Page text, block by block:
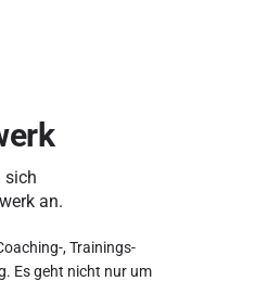
sich
an.
, Trainings-
Es geht nicht nur um